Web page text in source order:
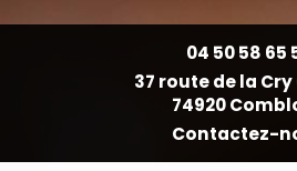
04 50 58 65
37 route de la
74920
Contactez-